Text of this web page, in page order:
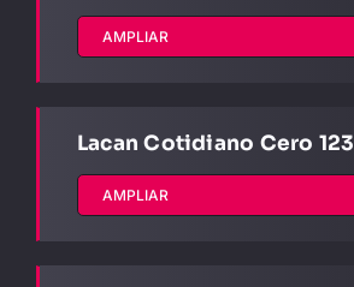
BUSCAR:
AMPLIAR
Lacan Cotidiano Cero 123
AMPLIAR